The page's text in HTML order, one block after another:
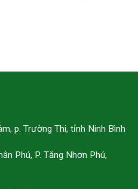
p. Trường Thi, tỉnh Ninh Bình
Phú, P. Tăng Nhơn Phú,